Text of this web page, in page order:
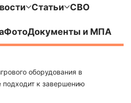
Статьи СВО
ФотоДокументы и МПА
оборудования в
к завершению